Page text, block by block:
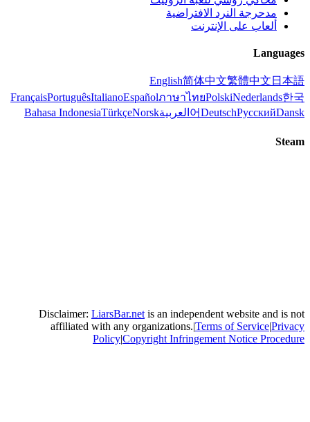
FrançaisPortuguêsItalianoEspañolภา
Bahasa IndonesiaTürkçeNorsk
Disclaimer:LiarsBar.netis an
affiliated with any
Policy|Copyright